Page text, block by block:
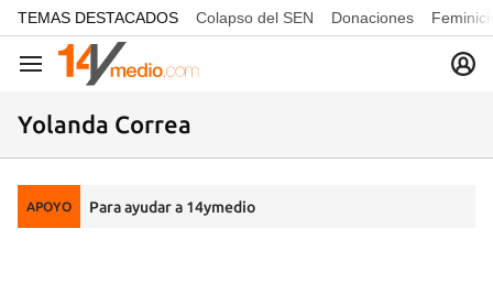
common.go-to-content
TEMAS DESTACADOS Colapso del SEN Donaciones
Navegación
Yolanda Correa
APOYO Para ayudar a 14ymedio